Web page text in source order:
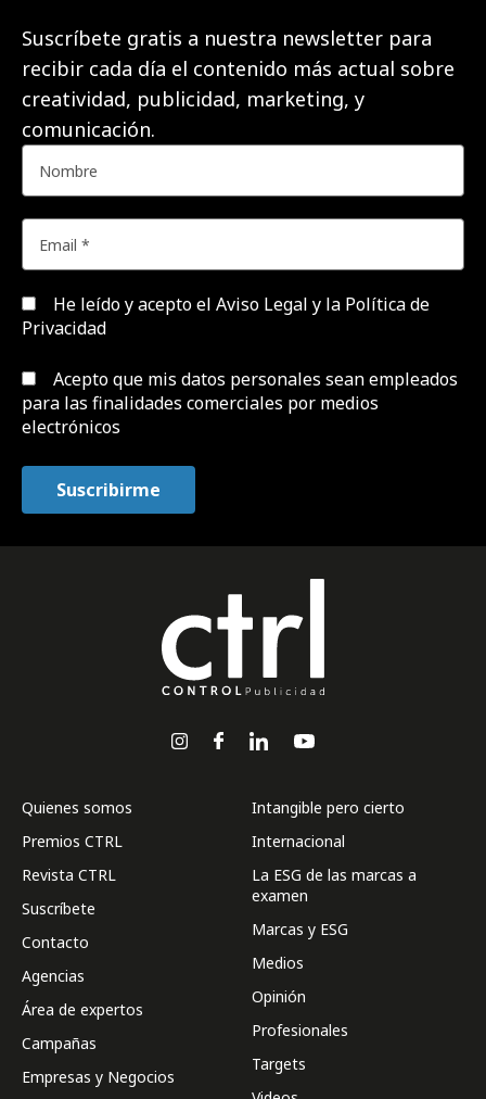
Suscríbete gratis a nuestra newsletter para
recibir cada día el contenido más actual sobre
creatividad, publicidad, marketing, y
comunicación.
He leído y acepto el Aviso Legal y la Política de
Privacidad
Acepto que mis datos personales sean empleados
para las finalidades comerciales por medios
electrónicos
Quienes somos
Premios CTRL
Revista CTRL
Suscríbete
Contacto
Agencias
Área de expertos
Campañas
Empresas y Negocios
Intangible pero cierto
Internacional
La ESG de las marcas a
examen
Marcas y ESG
Medios
Opinión
Profesionales
Targets